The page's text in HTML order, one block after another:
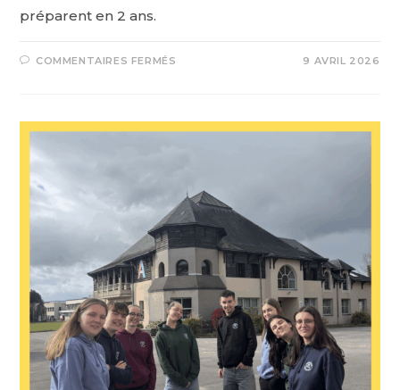
préparent en 2 ans.
COMMENTAIRES FERMÉS 9 AVRIL 2026